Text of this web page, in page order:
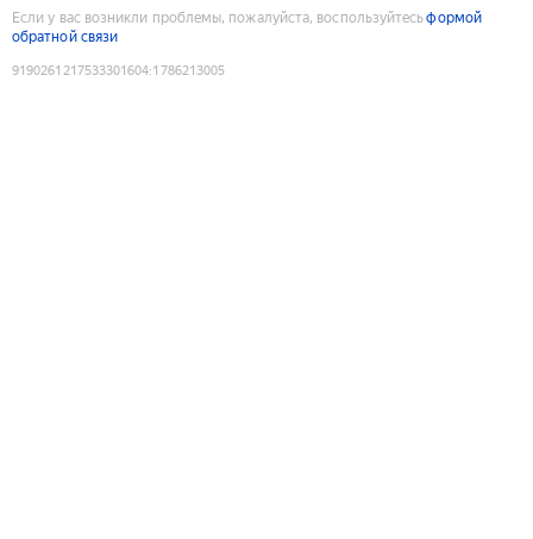
Если у вас возникли проблемы, пожалуйста, воспользуйтесьформой
обратной связи
9190261217533301604:1786213005